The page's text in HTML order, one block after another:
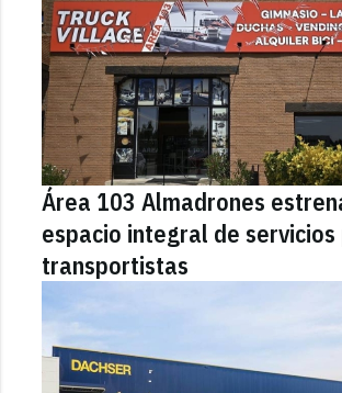
Área 103 Almadrones
espacio integral de servicios
transportistas